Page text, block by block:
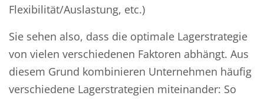
Flexibilität/Auslastung, etc.)
Sie sehen also, dass die optimale Lagerstrategie
von vielen verschiedenen Faktoren abhängt. Aus
diesem Grund kombinieren Unternehmen häufig
verschiedene Lagerstrategien miteinander: So